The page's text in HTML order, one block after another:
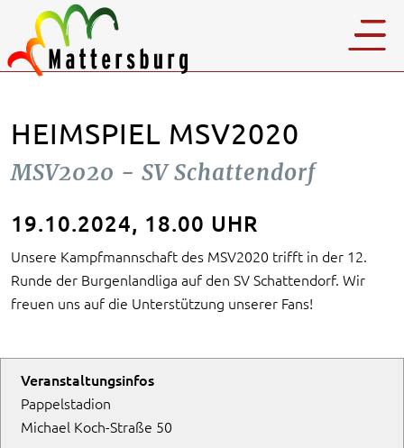
HEIMSPIEL MSV2020
MSV2020 - SV Schattendorf
19.10.2024, 18.00 UHR
Unsere Kampfmannschaft des MSV2020 trifft in der 12.
Runde der Burgenlandliga auf den SV Schattendorf. Wir
freuen uns auf die Unterstützung unserer Fans!
Veranstaltungsinfos
Pappelstadion
Michael Koch-Straße 50